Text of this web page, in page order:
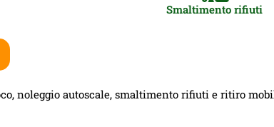
Smaltimento rifiuti
noleggio autoscale, smaltimento rifiuti e ritiro